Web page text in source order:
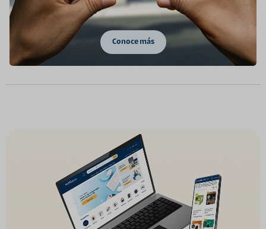
Conoce más